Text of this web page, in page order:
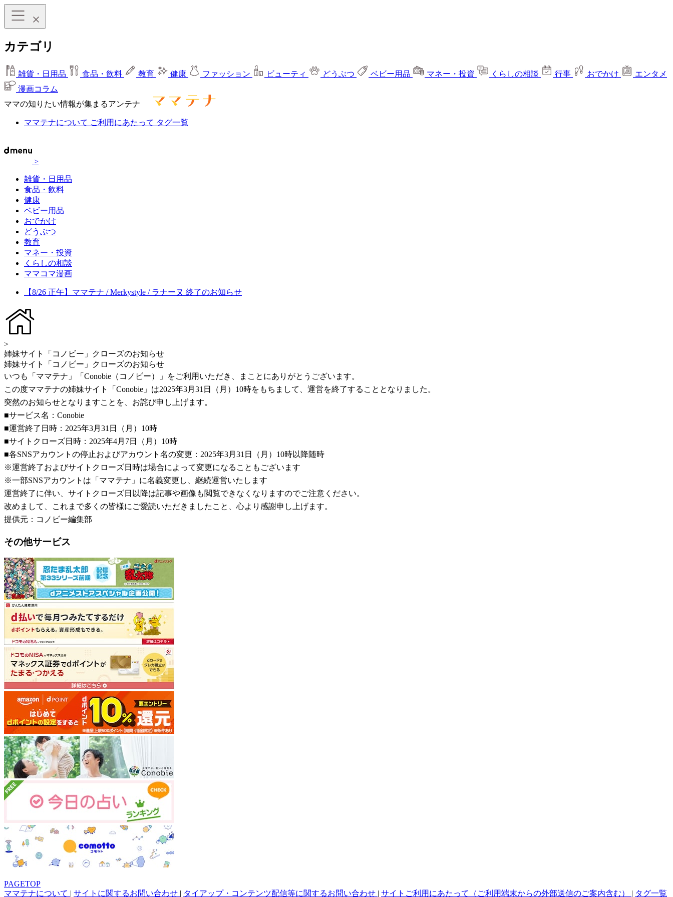
カテゴリ
雑貨・日用品 食品・飲料 教育 健康 ファッション ビューティ どうぶつ ベビー用品 マネー・投資 くらしの相談 行事 おでかけ
エンタメ
漫画コラム
ママの知りたい情報が集まるアンテナ
ママテナについて ご利用にあたって タグ一覧
>
雑貨・日用品
食品・飲料
健康
ベビー用品
おでかけ
どうぶつ
教育
マネー・投資
くらしの相談
ママコマ漫画
【8/26 正午】ママテナ / Merkystyle / ラナーヌ 終了のお知らせ
>
姉妹サイト「コノビー」クローズのお知らせ
姉妹サイト「コノビー」クローズのお知らせ
いつも「ママテナ」「Conobie（コノビー）」をご利用いただき、まことにありがとうございます。
この度ママテナの姉妹サイト「Conobie」は2025年3月31日（月）10時をもちまして、運営を終了することとなりました。
突然のお知らせとなりますことを、お詫び申し上げます。
■サービス名：Conobie
■運営終了日時：2025年3月31日（月）10時
■サイトクローズ日時：2025年4月7日（月）10時
■各SNSアカウントの停止およびアカウント名の変更：2025年3月31日（月）10時以降随時
※運営終了およびサイトクローズ日時は場合によって変更になることもございます
※一部SNSアカウントは「ママテナ」に名義変更し、継続運営いたします
運営終了に伴い、サイトクローズ日以降は記事や画像も閲覧できなくなりますのでご注意ください。
改めまして、これまで多くの皆様にご愛読いただきましたこと、心より感謝申し上げます。
提供元：コノビー編集部
その他サービス
PAGETOP
ママテナについて | サイトに関するお問い合わせ | タイアップ・コンテンツ配信等に関するお問い合わせ | サイトご利用にあたって（ご利用端末からの外部送信のご案内含む） | タグ一覧